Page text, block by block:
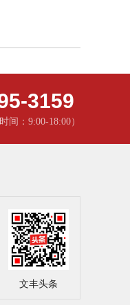
3159
间：9:00-18:00）
文丰头条